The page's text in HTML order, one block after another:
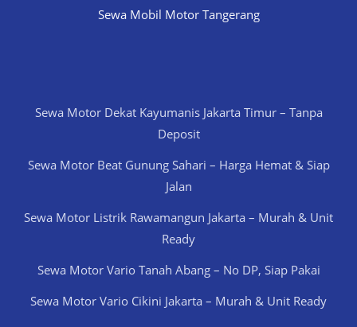
Sewa Mobil Motor Tangerang
Sewa Motor Dekat Kayumanis Jakarta Timur – Tanpa
Deposit
Sewa Motor Beat Gunung Sahari – Harga Hemat & Siap
Jalan
Sewa Motor Listrik Rawamangun Jakarta – Murah & Unit
Ready
Sewa Motor Vario Tanah Abang – No DP, Siap Pakai
Sewa Motor Vario Cikini Jakarta – Murah & Unit Ready